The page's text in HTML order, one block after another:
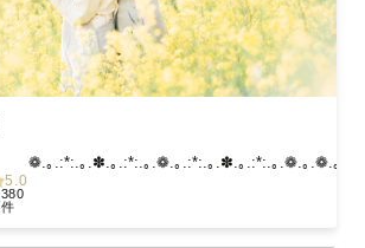
5.0
380
件
❁.｡.:*:.｡.✽.｡.:*:.｡.❁.｡.:*:.｡.✽.｡.:*:.｡.❁.｡.❁.｡...